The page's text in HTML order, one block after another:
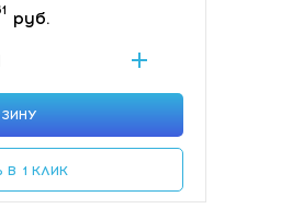
руб.
В 1 КЛИК